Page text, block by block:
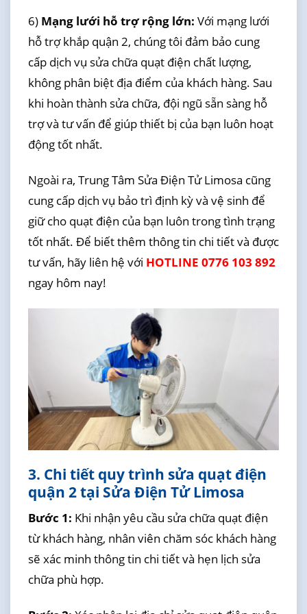
6) Mạng lưới hỗ trợ rộng lớn: Với mạng lưới
hỗ trợ khắp quận 2, chúng tôi đảm bảo cung
cấp dịch vụ sửa chữa quạt điện chất lượng,
không phân biệt địa điểm của khách hàng. Sau
khi hoàn thành sửa chữa, đội ngũ sẵn sàng hỗ
trợ và tư vấn để giúp thiết bị của bạn luôn hoạt
động tốt nhất.
Ngoài ra, Trung Tâm Sửa Điện Tử Limosa cũng
cung cấp dịch vụ bảo trì định kỳ và vệ sinh để
giữ cho quạt điện của bạn luôn trong tình trạng
tốt nhất. Để biết thêm thông tin chi tiết và được
tư vấn, hãy liên hệ với HOTLINE 0776 103 892
ngay hôm nay!
3. Chi tiết quy trình sửa quạt điện
quận 2 tại Sửa Điện Tử Limosa
Bước 1: Khi nhận yêu cầu sửa chữa quạt điện
từ khách hàng, nhân viên chăm sóc khách hàng
sẽ xác minh thông tin chi tiết và hẹn lịch sửa
chữa phù hợp.